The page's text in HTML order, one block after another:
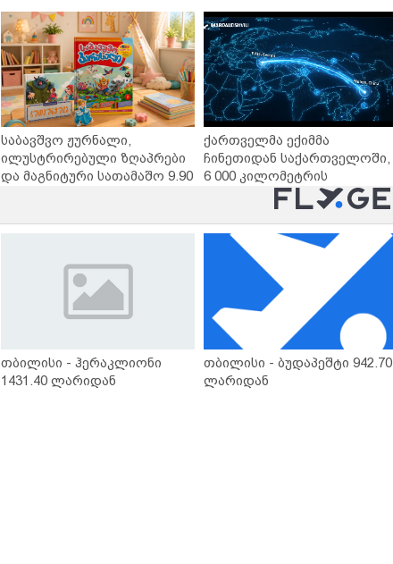
საბავშვო ჟურნალი,
ილუსტრირებული ზღაპრები
და მაგნიტური სათამაშო 9.90
ქართველმა ექიმმა
ჩინეთიდან საქართველოში,
6 000 კილომეტრის
დაშორებით,
ტელერობოტული ოპერაცია
ჩაატარა - ისტორია
დაწერილია
თბილისი - ჰერაკლიონი
1431.40 ლარიდან
თბილისი - ბუდაპეშტი 942.70
ლარიდან